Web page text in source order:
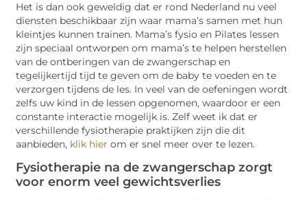
Het is dan ook geweldig dat er rond Nederland nu veel
diensten beschikbaar zijn waar mama’s samen met hun
kleintjes kunnen trainen. Mama’s fysio en Pilates lessen
zijn speciaal ontworpen om mama’s te helpen herstellen
van de ontberingen van de zwangerschap en
tegelijkertijd tijd te geven om de baby te voeden en te
verzorgen tijdens de les. In veel van de oefeningen wordt
zelfs uw kind in de lessen opgenomen, waardoor er een
constante interactie mogelijk is. Zelf weet ik dat er
verschillende fysiotherapie praktijken zijn die dit
aanbieden, klik hier om er snel meer over te lezen.
Fysiotherapie na de zwangerschap zorgt
voor enorm veel gewichtsverlies